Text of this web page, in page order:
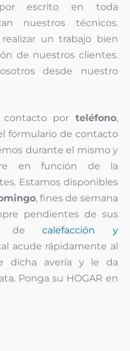
por escrito en toda
nuestros técnicos.
un trabajo bien
de nuestros clientes.
desde nuestro
contacto por teléfono,
formulario de contacto
durante el mismo y
en función de la
Estamos disponibles
, fines de semana
pendientes de sus
decalefacción y
acude rápidamente al
dicha avería y le da
Ponga su HOGAR en